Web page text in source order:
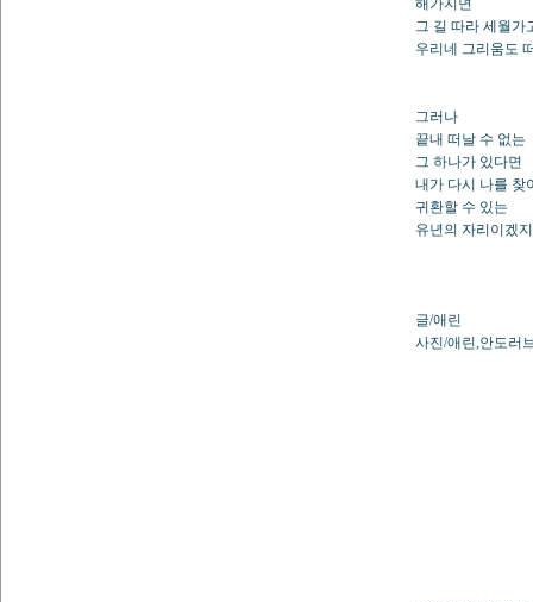
해가지면
그 길 따라 세월가
우리네 그리움도
그러나
끝내 떠날 수 없는
그 하나가 있다면
내가 다시 나를 찾
귀환할 수 있는
유년의 자리이겠
글/애린
사진/애린,안도러